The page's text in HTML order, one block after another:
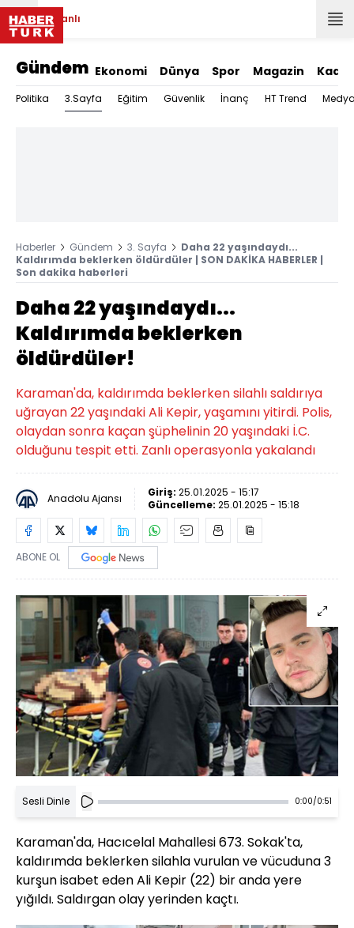
Canlı
Gündem Ekonomi Dünya Spor Magazin Kadın
Politika 3.Sayfa Eğitim Güvenlik İnanç HT Trend
Haberler Gündem 3. Sayfa
Daha 22 yaşındaydı...
Kaldırımda beklerken öldürdüler | SON DAKİKA HABERLER |
Son dakika haberleri
Daha 22 yaşındaydı...
Kaldırımda beklerken
öldürdüler!
Karaman'da, kaldırımda beklerken silahlı saldırıya
uğrayan 22 yaşındaki Ali Kepir, yaşamını yitirdi. Polis,
olaydan sonra kaçan şüphelinin 20 yaşındaki İ.C.
olduğunu tespit etti. Zanlı operasyonla yakalandı
Anadolu Ajansı Giriş: 25.01.2025 - 15:17
Güncelleme: 25.01.2025 - 15:18
ABONE OL
Sesli Dinle 0:00/0:51
Karaman'da, Hacıcelal Mahallesi 673. Sokak'ta,
kaldırımda beklerken silahla vurulan ve vücuduna 3
kurşun isabet eden Ali Kepir (22) bir anda yere
yığıldı. Saldırgan olay yerinden kaçtı.